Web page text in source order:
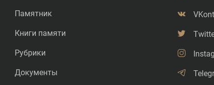
Памятник
Книги памяти
Рубрики
Документы